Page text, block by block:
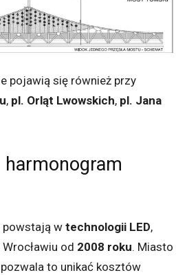
pojawią się również przy
, pl. Orląt Lwowskich, pl. Jana
harmonogram
powstają w technologii LED,
od 2008 roku. Miasto
to unikać kosztów